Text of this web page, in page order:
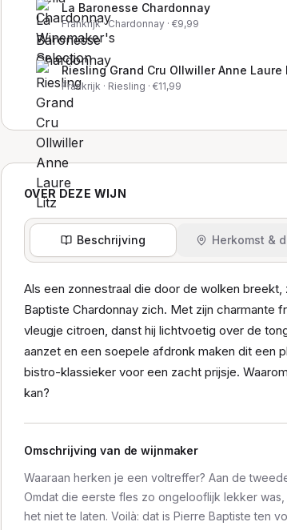
La Baronesse Chardonnay
Frankrijk· Chardonnay · €9,99
Riesling Grand Cru Ollwiller Anne Laure
Frankrijk · Riesling · €11,99
OVER DEZE WIJN
Beschrijving Herkomst &
Als een zonnestraal die door de wolken
Baptiste Chardonnay zich. Met zijn charmante
vleugje citroen, danst hij lichtvoetig over de
aanzet en een soepele afdronk maken dit een
bistro-klassieker voor een zacht prijsje.
kan?
Omschrijving van de wijnmaker
Waaraan herken je een voltreffer? Aan de
Omdat die eerste fles zo ongelooflijk lekker
het niet te laten. Voilà: dat is Pierre Baptiste ten